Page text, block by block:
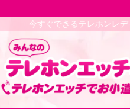
今すぐできるテレホンレディ